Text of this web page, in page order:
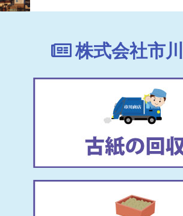
株式会社市